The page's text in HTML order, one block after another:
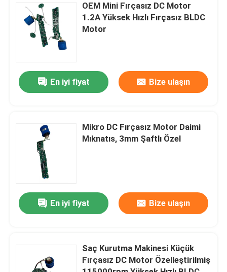
Ürünler
videolar
Hakkımızda
Kalite kontrol
Bize Ulaşın
Bir teklif isteği
DC Fırçasız Motor
OEM Mini Fırçasız DC Motor
1.2A Yüksek Hızlı Fırçasız BLDC
Motor
En iyi fiyat Bize ulaşın
Mikro DC Fırçasız Motor Daimi
Mıknatıs, 3mm Şaftlı Özel
En iyi fiyat Bize ulaşın
Saç Kurutma Makinesi Küçük
Fırçasız DC Motor Özelleştirilmiş